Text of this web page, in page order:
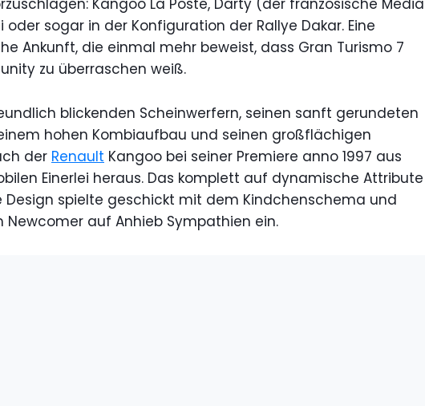
Kangoo La Poste, Darty (der französische Media
oder sogar in der Konfiguration der Rallye Dakar. Eine
Ankunft, die einmal mehr beweist, dass Gran Turismo 7
zu überraschen weiß.
blickenden Scheinwerfern, seinen sanft gerundeten
hohen Kombiaufbau und seinen großflächigen
der Renault Kangoo bei seiner Premiere anno 1997 aus
Einerlei heraus. Das komplett auf dynamische Attribute
Design spielte geschickt mit dem Kindchenschema und
auf Anhieb Sympathien ein.